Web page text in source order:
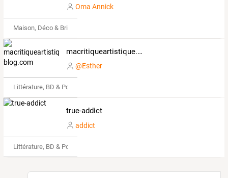
Oma Annick
Maison, Déco & Bricolage
macritiqueartistique.over-blog.com
@Esther
Littérature, BD & Poésie
true-addict
addict
Littérature, BD & Poésie